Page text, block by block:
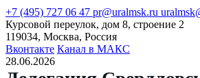
+7 (495) 727 06 47 pr@uralmsk.ru
Курсовой переулок, дом 8, строение 2
119034, Москва, Россия
Вконтакте Канал в МАКС
28.06.2026